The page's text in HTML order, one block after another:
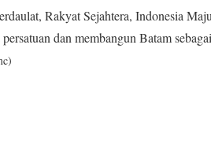
Rakyat Sejahtera, Indonesia
dan membangun Batam